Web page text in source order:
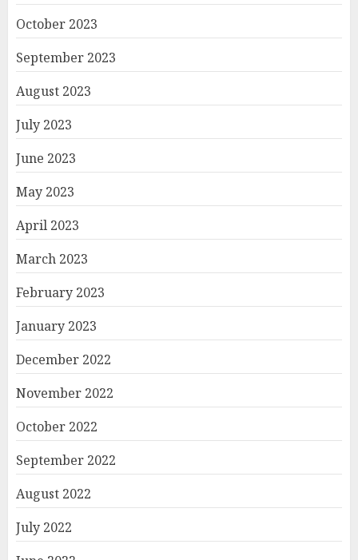
October 2023
September 2023
August 2023
July 2023
June 2023
May 2023
April 2023
March 2023
February 2023
January 2023
December 2022
November 2022
October 2022
September 2022
August 2022
July 2022